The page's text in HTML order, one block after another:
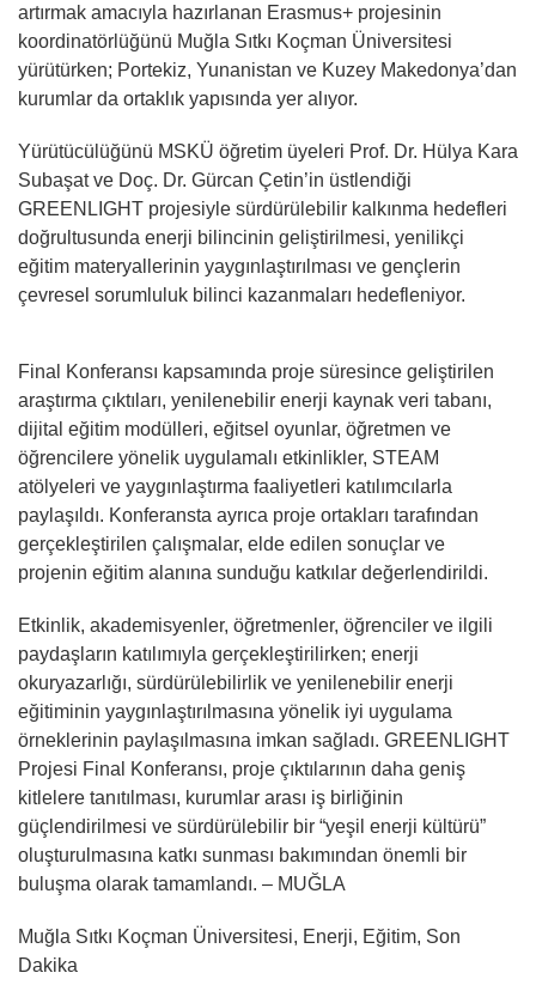
artırmak amacıyla hazırlanan Erasmus+ projesinin
koordinatörlüğünü Muğla Sıtkı Koçman Üniversitesi
yürütürken; Portekiz, Yunanistan ve Kuzey Makedonya’dan
kurumlar da ortaklık yapısında yer alıyor.
Yürütücülüğünü MSKÜ öğretim üyeleri Prof. Dr. Hülya Kara
Subaşat ve Doç. Dr. Gürcan Çetin’in üstlendiği
GREENLIGHT projesiyle sürdürülebilir kalkınma hedefleri
doğrultusunda enerji bilincinin geliştirilmesi, yenilikçi
eğitim materyallerinin yaygınlaştırılması ve gençlerin
çevresel sorumluluk bilinci kazanmaları hedefleniyor.
Final Konferansı kapsamında proje süresince geliştirilen
araştırma çıktıları, yenilenebilir enerji kaynak veri tabanı,
dijital eğitim modülleri, eğitsel oyunlar, öğretmen ve
öğrencilere yönelik uygulamalı etkinlikler, STEAM
atölyeleri ve yaygınlaştırma faaliyetleri katılımcılarla
paylaşıldı. Konferansta ayrıca proje ortakları tarafından
gerçekleştirilen çalışmalar, elde edilen sonuçlar ve
projenin eğitim alanına sunduğu katkılar değerlendirildi.
Etkinlik, akademisyenler, öğretmenler, öğrenciler ve ilgili
paydaşların katılımıyla gerçekleştirilirken; enerji
okuryazarlığı, sürdürülebilirlik ve yenilenebilir enerji
eğitiminin yaygınlaştırılmasına yönelik iyi uygulama
örneklerinin paylaşılmasına imkan sağladı. GREENLIGHT
Projesi Final Konferansı, proje çıktılarının daha geniş
kitlelere tanıtılması, kurumlar arası iş birliğinin
güçlendirilmesi ve sürdürülebilir bir “yeşil enerji kültürü”
oluşturulmasına katkı sunması bakımından önemli bir
buluşma olarak tamamlandı. – MUĞLA
Muğla Sıtkı Koçman Üniversitesi, Enerji, Eğitim, Son
Dakika